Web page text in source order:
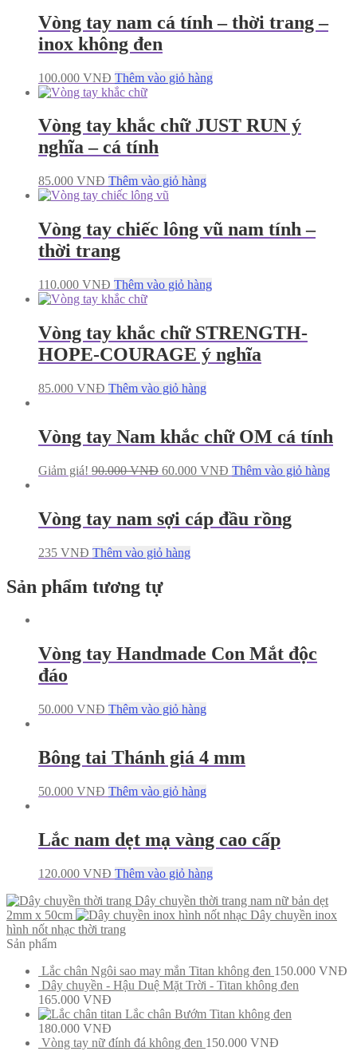
Vòng tay nam cá tính – thời trang –
inox không đen
100.000 VNĐ Thêm vào giỏ hàng
Vòng tay khắc chữ JUST RUN ý
nghĩa – cá tính
85.000 VNĐ Thêm vào giỏ hàng
Vòng tay chiếc lông vũ nam tính –
thời trang
110.000 VNĐ Thêm vào giỏ hàng
Vòng tay khắc chữ STRENGTH-
HOPE-COURAGE ý nghĩa
85.000 VNĐ Thêm vào giỏ hàng
Vòng tay Nam khắc chữ OM cá tính
Giảm giá! 90.000VNĐ 60.000 VNĐ Thêm vào giỏ hàng
Vòng tay nam sợi cáp đầu rồng
235 VNĐ Thêm vào giỏ hàng
Sản phẩm tương tự
Vòng tay Handmade Con Mắt độc
đáo
50.000 VNĐ Thêm vào giỏ hàng
Bông tai Thánh giá 4 mm
50.000 VNĐ Thêm vào giỏ hàng
Lắc nam dẹt mạ vàng cao cấp
120.000 VNĐ Thêm vào giỏ hàng
Dây chuyền thời trang nam nữ bản dẹt
2mm x 50cm
Dây chuyền inox
hình nốt nhạc thời trang
Sản phẩm
Lắc chân Ngôi sao may mắn Titan không đen 150.000 VNĐ
Dây chuyền - Hậu Duệ Mặt Trời - Titan không đen
165.000 VNĐ
Lắc chân Bướm Titan không đen
180.000 VNĐ
Vòng tay nữ đính đá không đen 150.000 VNĐ